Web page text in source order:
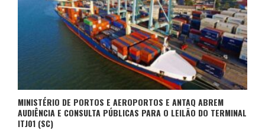
MINISTÉRIO DE PORTOS E AEROPORTOS E ANTAQ ABREM
AUDIÊNCIA E CONSULTA PÚBLICAS PARA O LEILÃO DO TERMINAL
ITJ01 (SC)